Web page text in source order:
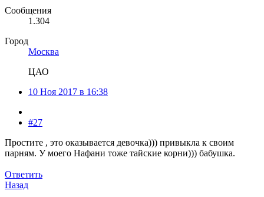
Сообщения
1.304
Город
Москва
ЦАО
10 Ноя 2017 в 16:38
#27
Простите , это оказывается девочка))) привыкла к своим
парням. У моего Нафани тоже тайские корни))) бабушка.
Ответить
Назад